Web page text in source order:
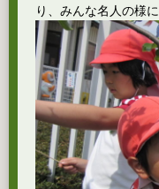
り、みんな名人の様